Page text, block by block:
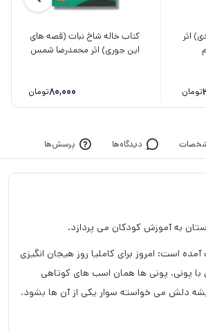
صلح (4جلدی) اثر
تومان
کتاب خاله شاخ نبات (قصه های
این جوری) اثر محمدرضا شمس
80,000تومان
دیدگاه‌ها پرسش‌ها
به آموزش کودکان می پردازد.
است: امروز برای کاملیا روز هیجان انگیزی
پونی. پونی ها همان اسب های کوتاهی
دلش می خواسته سوار یکی از آن ها بشود.